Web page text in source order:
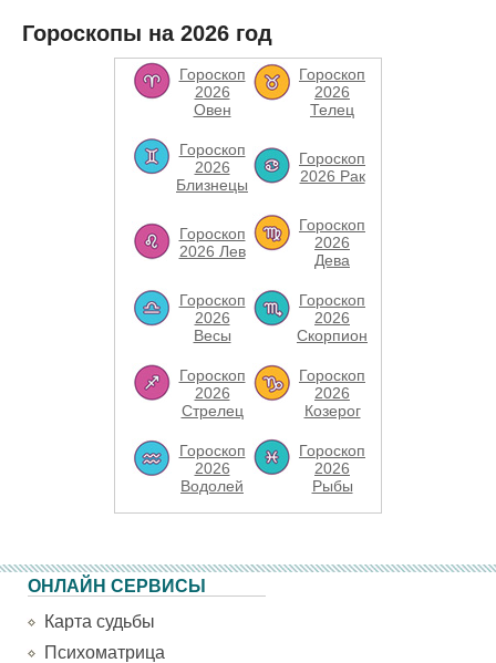
Гороскопы на 2026 год
Гороскоп
2026
Овен
Гороскоп
2026
Телец
Гороскоп
2026
Близнецы
Гороскоп
2026 Рак
Гороскоп
2026 Лев
Гороскоп
2026
Дева
Гороскоп
2026
Весы
Гороскоп
2026
Скорпион
Гороскоп
2026
Стрелец
Гороскоп
2026
Козерог
Гороскоп
2026
Водолей
Гороскоп
2026
Рыбы
ОНЛАЙН СЕРВИСЫ
Карта судьбы
Психоматрица